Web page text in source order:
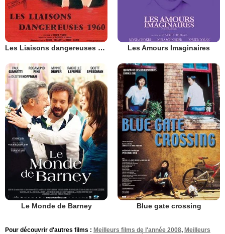
Les Liaisons dangereuses 1960 Les Amours Imaginaires
Le Monde de Barney Blue gate crossing
Pour découvrir d'autres films : Meilleurs films de l'année 2008, Meilleurs